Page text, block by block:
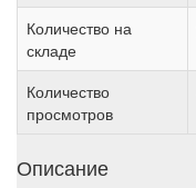
Количество на
складе
Количество
просмотров
Описание